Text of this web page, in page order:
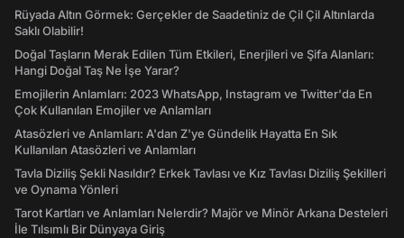
Rüyada Altın Görmek: Gerçekler de Saadetiniz de Çil Çil Altınlarda
Saklı Olabilir!
Doğal Taşların Merak Edilen Tüm Etkileri, Enerjileri ve Şifa Alanları:
Hangi Doğal Taş Ne İşe Yarar?
Emojilerin Anlamları: 2023 WhatsApp, Instagram ve Twitter'da En
Çok Kullanılan Emojiler ve Anlamları
Atasözleri ve Anlamları: A'dan Z'ye Gündelik Hayatta En Sık
Kullanılan Atasözleri ve Anlamları
Tavla Diziliş Şekli Nasıldır? Erkek Tavlası ve Kız Tavlası Diziliş Şekilleri
ve Oynama Yönleri
Tarot Kartları ve Anlamları Nelerdir? Majör ve Minör Arkana Desteleri
İle Tılsımlı Bir Dünyaya Giriş